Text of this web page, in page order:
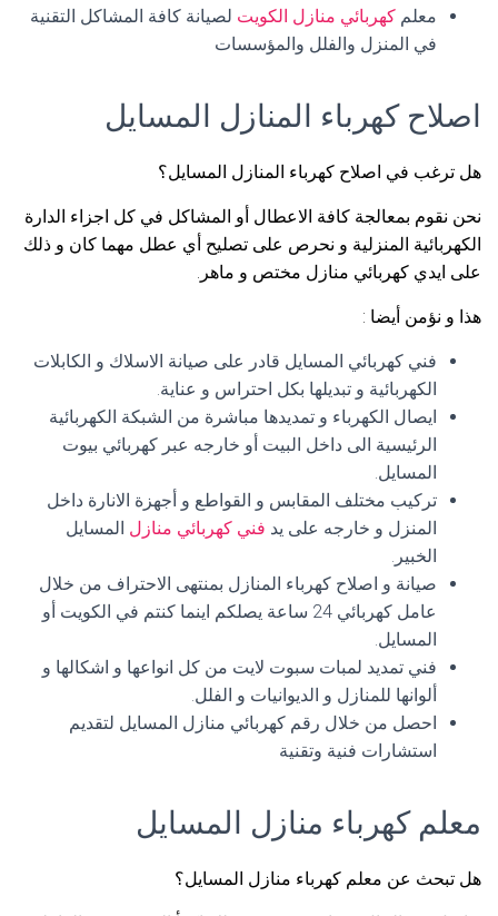
معلم كهربائي منازل الكويت لصيانة كافة المشاكل التقنية
في المنزل والفلل والمؤسسات
اصلاح كهرباء المنازل المسايل
هل ترغب في اصلاح كهرباء المنازل المسايل؟
نحن نقوم بمعالجة كافة الاعطال أو المشاكل في كل اجزاء الدارة
الكهربائية المنزلية و نحرص على تصليح أي عطل مهما كان و ذلك
على ايدي كهربائي منازل مختص و ماهر.
هذا و نؤمن أيضا :
فني كهربائي المسايل قادر على صيانة الاسلاك و الكابلات
الكهربائية و تبديلها بكل احتراس و عناية.
ايصال الكهرباء و تمديدها مباشرة من الشبكة الكهربائية
الرئيسية الى داخل البيت أو خارجه عبر كهربائي بيوت
المسايل.
تركيب مختلف المقابس و القواطع و أجهزة الانارة داخل
المنزل و خارجه على يد فني كهربائي منازل المسايل
الخبير.
صيانة و اصلاح كهرباء المنازل بمنتهى الاحتراف من خلال
عامل كهربائي 24 ساعة يصلكم اينما كنتم في الكويت أو
المسايل.
فني تمديد لمبات سبوت لايت من كل انواعها و اشكالها و
ألوانها للمنازل و الديوانيات و الفلل.
احصل من خلال رقم كهربائي منازل المسايل لتقديم
استشارات فنية وتقنية
معلم كهرباء منازل المسايل
هل تبحث عن معلم كهرباء منازل المسايل؟